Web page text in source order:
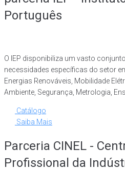
Português
O IEP disponibiliza um vasto
necessidades específicas do setor
Energias Renováveis, Mobilidade
Ambiente, Segurança, Metrologia,
Catálogo
Saiba Mais
Parceria CINEL -
Profissional da